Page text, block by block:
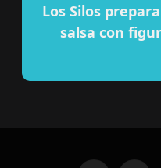
Los Silos
salsa con